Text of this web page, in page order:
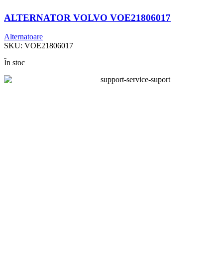
ALTERNATOR VOLVO VOE21806017
Alternatoare
SKU: VOE21806017
În stoc